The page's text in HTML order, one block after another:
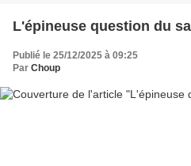
L'épineuse question du
Publié le 25/12/2025 à 09:25
Par Choup